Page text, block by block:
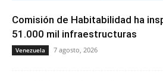
Comisión de Habitabilidad ha
51.000 mil infraestructuras
Venezuela 7 agosto, 2026